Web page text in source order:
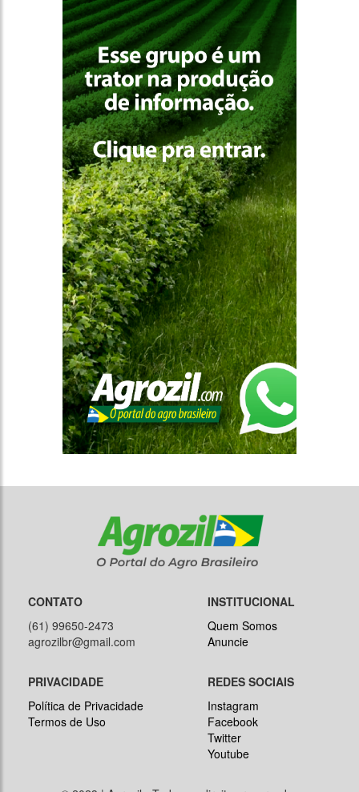
CONTATO
(61) 99650-2473
agrozilbr@gmail.com
INSTITUCIONAL
Quem Somos
Anuncie
PRIVACIDADE
Política de Privacidade
Termos de Uso
REDES SOCIAIS
Instagram
Facebook
Twitter
Youtube